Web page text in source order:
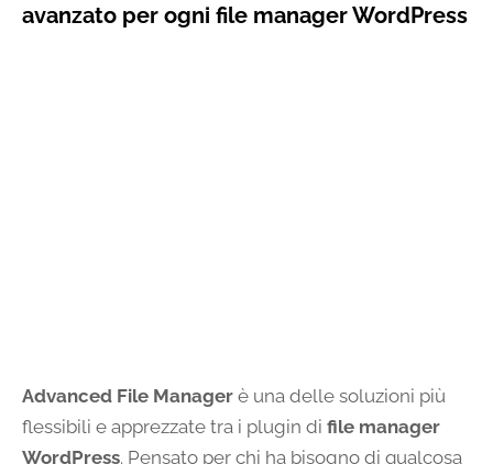
avanzato per ogni file manager WordPress
Advanced File Manager è una delle soluzioni più
flessibili e apprezzate tra i plugin di file manager
WordPress. Pensato per chi ha bisogno di qualcosa